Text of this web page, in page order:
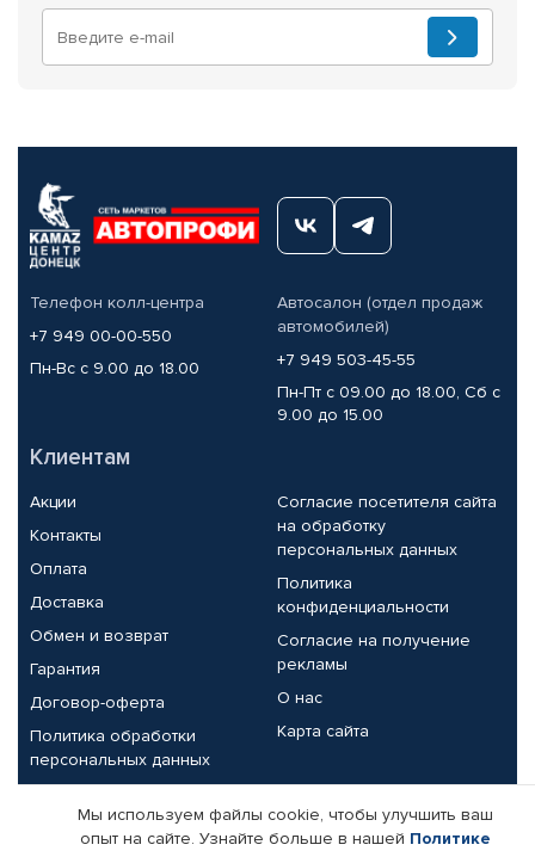
Телефон колл-центра
+7 949 00-00-550
Пн-Вс с 9.00 до 18.00
Автосалон (отдел продаж
автомобилей)
+7 949 503-45-55
Пн-Пт с 09.00 до 18.00, Сб с
9.00 до 15.00
Клиентам
Акции
Контакты
Оплата
Доставка
Обмен и возврат
Гарантия
Договор-оферта
Политика обработки
персональных данных
Согласие посетителя сайта
на обработку
персональных данных
Политика
конфиденциальности
Согласие на получение
рекламы
О нас
Карта сайта
Партнерам
Мы используем файлы cookie, чтобы улучшить ваш
опыт на сайте. Узнайте больше в нашей Политике